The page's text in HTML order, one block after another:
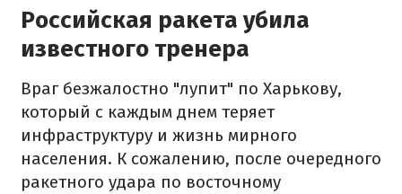
Российская ракета убила
известного тренера
Враг безжалостно "лупит" по Харькову,
который с каждым днем ​​теряет
инфраструктуру и жизнь мирного
населения. К сожалению, после очередного
ракетного удара по восточному